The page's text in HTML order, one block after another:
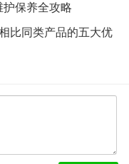
护保养全攻略
比同类产品的五大优